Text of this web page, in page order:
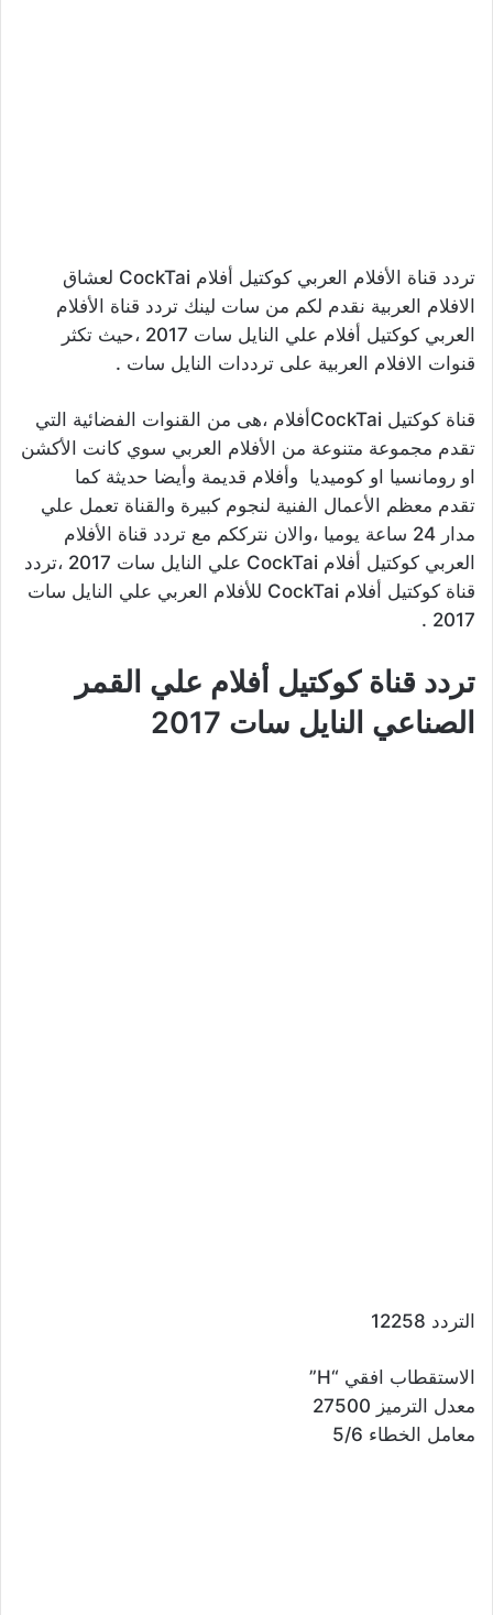
تردد قناة الأفلام العربي كوكتيل أفلام CockTai لعشاق
الافلام العربية نقدم لكم من سات لينك تردد قناة الأفلام
العربي كوكتيل أفلام علي النايل سات 2017 ،حيث تكثر
قنوات الافلام العربية على ترددات النايل سات .
قناة كوكتيل CockTaiأفلام ،هى من القنوات الفضائية التي
تقدم مجموعة متنوعة من الأفلام العربي سوي كانت الأكشن
او رومانسيا او كوميديا وأفلام قديمة وأيضا حديثة كما
تقدم معظم الأعمال الفنية لنجوم كبيرة والقناة تعمل علي
مدار 24 ساعة يوميا ،والان نترككم مع تردد قناة الأفلام
العربي كوكتيل أفلام CockTai علي النايل سات 2017 ،تردد
قناة كوكتيل أفلام CockTai للأفلام العربي علي النايل سات
2017 .
تردد قناة كوكتيل أفلام علي القمر
الصناعي النايل سات 2017
التردد 12258
الاستقطاب افقي “H”
معدل الترميز 27500
معامل الخطاء 5/6